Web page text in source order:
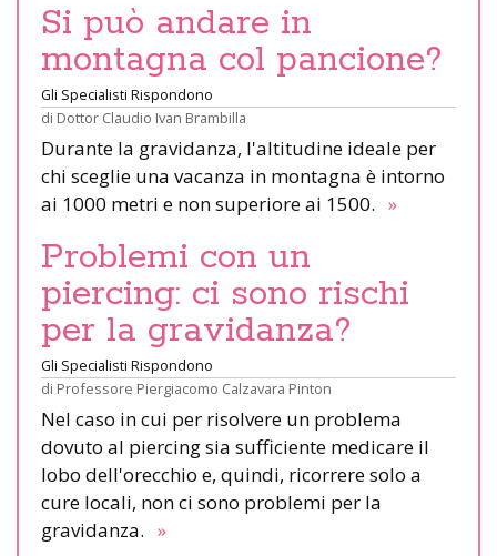
Si può andare in
montagna col pancione?
Gli Specialisti Rispondono
di Dottor Claudio Ivan Brambilla
Durante la gravidanza, l'altitudine ideale per
chi sceglie una vacanza in montagna è intorno
ai 1000 metri e non superiore ai 1500. »
Problemi con un
piercing: ci sono rischi
per la gravidanza?
Gli Specialisti Rispondono
di Professore Piergiacomo Calzavara Pinton
Nel caso in cui per risolvere un problema
dovuto al piercing sia sufficiente medicare il
lobo dell'orecchio e, quindi, ricorrere solo a
cure locali, non ci sono problemi per la
gravidanza. »